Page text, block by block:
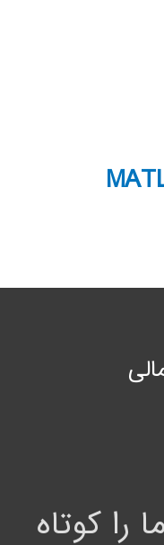
را کوتاه